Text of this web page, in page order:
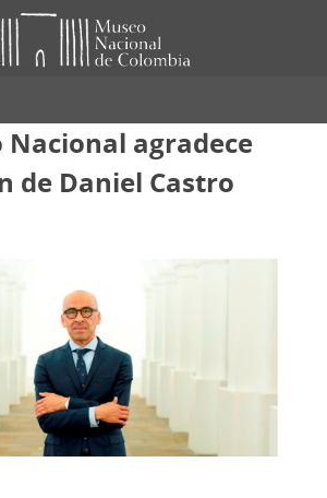
Nacional agradece
de Daniel Castro